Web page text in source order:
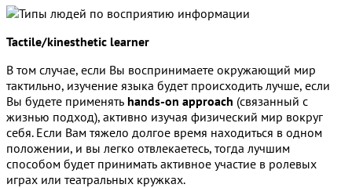
Tactile/kinesthetic learner
В том случае, если Вы воспринимаете окружающий мир
тактильно, изучение языка будет происходить лучше, если
Вы будете применять hands-on approach (связанный с
жизнью подход), активно изучая физический мир вокруг
себя. Если Вам тяжело долгое время находиться в одном
положении, и вы легко отвлекаетесь, тогда лучшим
способом будет принимать активное участие в ролевых
играх или театральных кружках.